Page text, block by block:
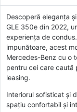
Descoperă eleganța
GLE 350e din 2022,
experiența de
impunătoare, acest
Mercedes-Benz cu o
pentru cei care caută
leasing.
Interiorul sofisticat și
spațiu confortabil și